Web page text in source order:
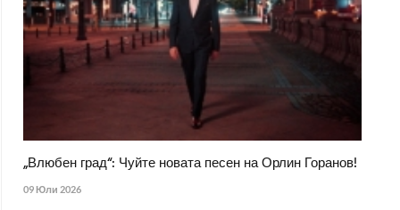
„Влюбен град“: Чуйте новата песен на Орлин Горанов!
09 Юли 2026